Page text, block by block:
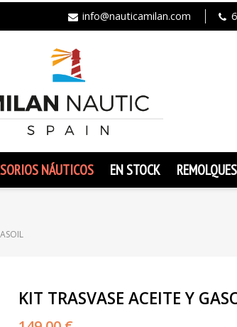
info@nauticamilan.com
NÁUTICOS EN STOCK REMOLQUES
KIT TRASVASE ACEITE Y